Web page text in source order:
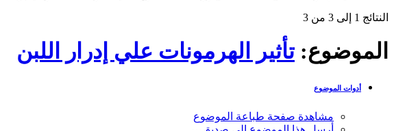
النتائج 1 إلى 3 من 3
الموضوع:تأثير الهرمونات علي إدرار اللبن
أدوات الموضوع
مشاهدة صفحة طباعة الموضوع